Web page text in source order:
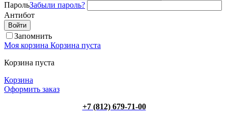
ПарольЗабыли пароль?
Антибот
Запомнить
Моя корзина Корзина пуста
Корзина пуста
Корзина
Оформить заказ
+7 (812) 679-71-00